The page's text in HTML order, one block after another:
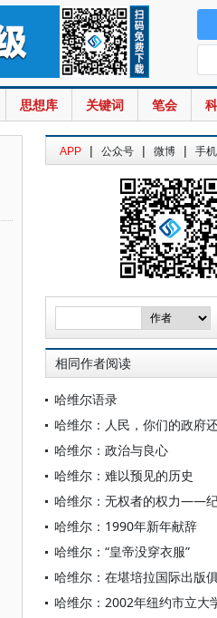
思想库 关键词 笔会
APP | 公众号 | 微博 | 手
相同作者阅读
哈维尔语录
哈维尔：政治与良心
哈维尔：难以预见的历史
哈维尔：1990年新年献辞
哈维尔：“皇帝没穿衣服”
哈维尔：在堪培拉国际出版
哈维尔：2002年纽约市立大